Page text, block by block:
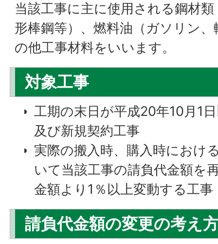
当該工事に主に使用される鋼材
形棒鋼等）、燃料油（ガソリン
の他工事材料をいいます。
対象工事
工期の末日が平成20年10月1
及び新規契約工事
実際の搬入時、購入時におけ
いて当該工事の請負代金額を
金額より1％以上変動する工事
請負代金額の変更の考え